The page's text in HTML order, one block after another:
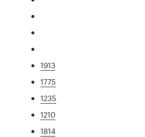
1913
1775
1235
1210
1814